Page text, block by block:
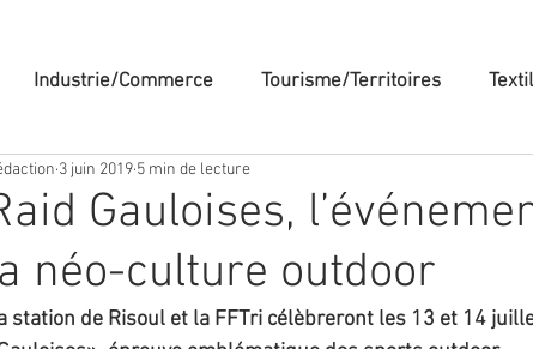
Industrie/Commerce Tourisme/Territoires
Produits/Nouveautés
Gauloises,
néo-culture outdoor
3 juin 2019 5 min de lecture
station de Risoul et la FFTri célèbreront les 13 et 14